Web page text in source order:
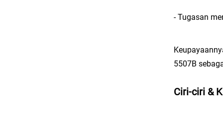
- Tugasan
5507B
Ciri-ciri &